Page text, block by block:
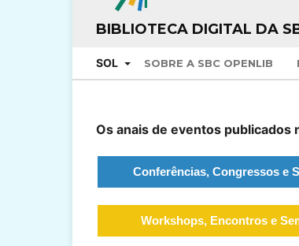
BIBLIOTECA DIGITAL DA
SOL SOBRE A SBC OPENLIB
Os anais de eventos publicados
Conferências, Congressos e
Workshops, Encontros e